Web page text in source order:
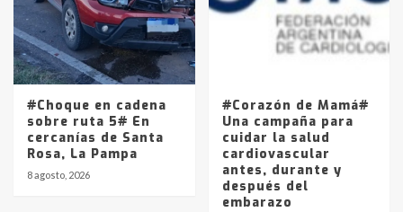
#Choque en cadena
sobre ruta 5# En
cercanías de Santa
Rosa, La Pampa
8 agosto, 2026
#Corazón de Mamá#
Una campaña para
cuidar la salud
cardiovascular
antes, durante y
después del
embarazo